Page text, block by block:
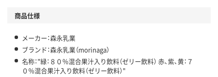
商品仕様
メーカー：森永乳業
ブランド：森永乳業（morinaga）
名称："緑：８０％混合果汁入り飲料（ゼリー飲料） 赤、紫、黄：７
０％混合果汁入り飲料（ゼリー飲料）"